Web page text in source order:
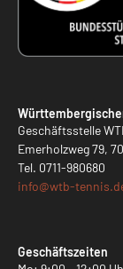
Geschäftsstelle
Emerholzweg 79,
Tel. 0711-980680
info@wtb-
Geschäftszeiten